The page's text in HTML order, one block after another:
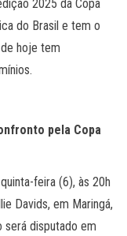
2025 da Copa
do Brasil e tem o
hoje tem
pela Copa
feira (6), às 20h
Davids, em Maringá,
será disputado em